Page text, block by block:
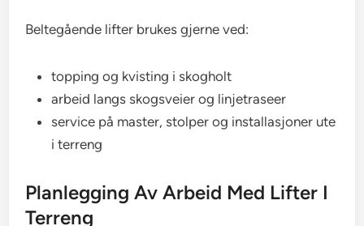
Beltegående lifter brukes gjerne ved:
topping og kvisting i skogholt
arbeid langs skogsveier og linjetraseer
service på master, stolper og installasjoner ute
i terreng
Planlegging Av Arbeid Med Lifter I
Terreng